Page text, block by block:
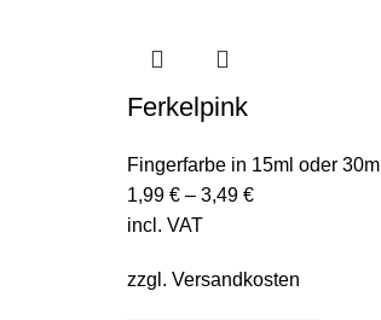
Ferkelpink
Fingerfarbe in 15ml oder 30ml
1,99 € – 3,49 €
incl. VAT
zzgl. Versandkosten